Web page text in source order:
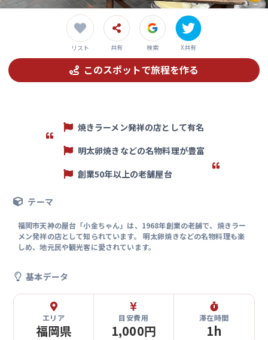
リスト 共有 検索 X共有
このスポットで旅程を作る
焼きラーメン発祥の店として有名
明太卵焼きなどの名物料理が豊富
創業50年以上の老舗屋台
テーマ
福岡市天神の屋台「小金ちゃん」は、1968年創業の老舗で、焼きラー
メン発祥の店として知られています。 明太卵焼きなどの名物料理も楽
しめ、地元民や観光客に愛されています。
基本データ
エリア
福岡県
目安費用
1,000円
滞在時間
1h